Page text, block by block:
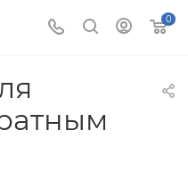
0